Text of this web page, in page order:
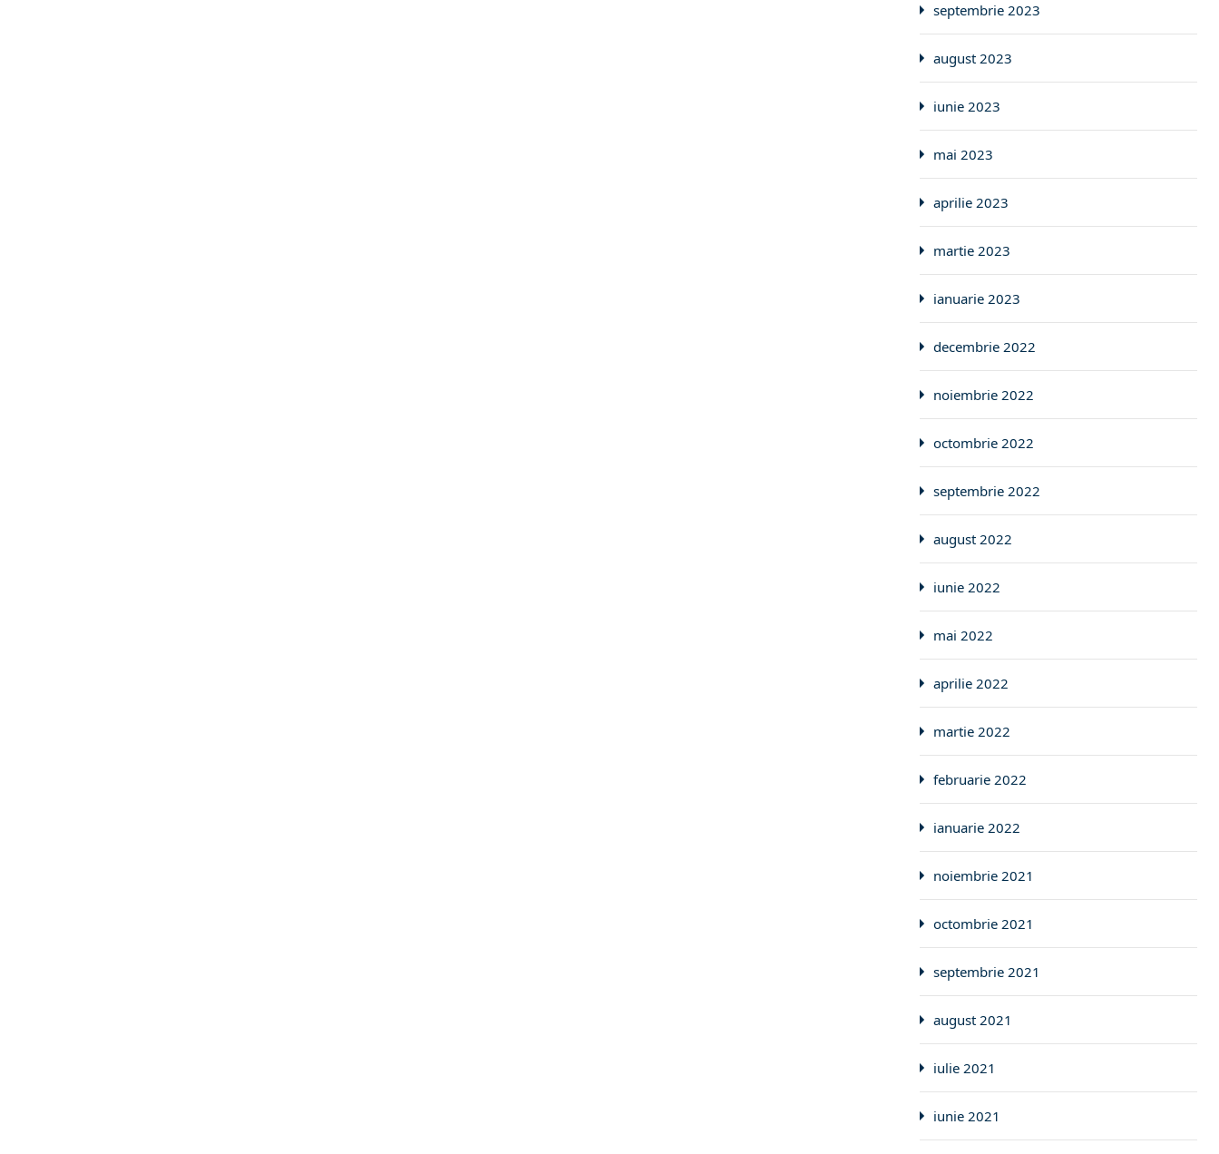
septembrie 2023
august 2023
iunie 2023
mai 2023
aprilie 2023
martie 2023
ianuarie 2023
decembrie 2022
noiembrie 2022
octombrie 2022
septembrie 2022
august 2022
iunie 2022
mai 2022
aprilie 2022
martie 2022
februarie 2022
ianuarie 2022
noiembrie 2021
octombrie 2021
septembrie 2021
august 2021
iulie 2021
iunie 2021